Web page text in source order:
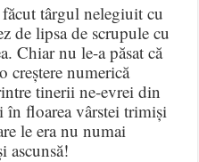
târgul nelegiuit cu
de lipsa de scrupule cu
Chiar nu le-a păsat că
creștere numerică
tinerii ne-evrei din
floarea vârstei trimiși
le era nu numai
ascunsă!